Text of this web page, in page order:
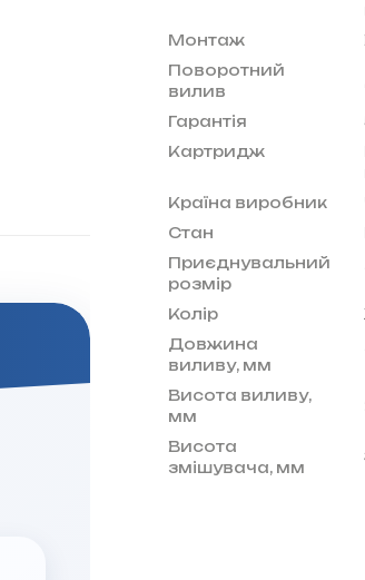
Монтаж
Поворотний
вилив
Гарантія
Картридж
Країна виробник
Стан
Приєднувальний
розмір
Колір
Довжина
виливу, мм
Висота виливу,
мм
Висота
змішувача, мм